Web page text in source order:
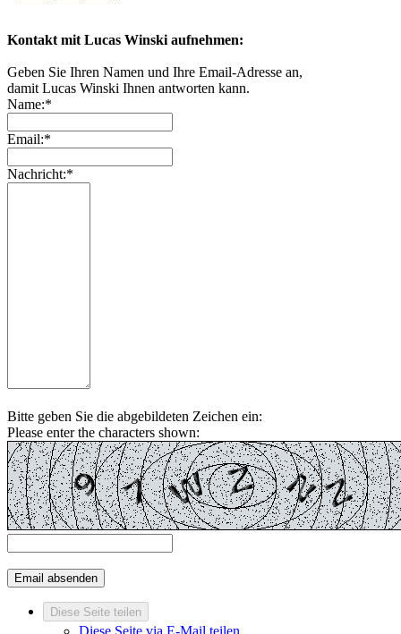
Kontakt mit Lucas Winski aufnehmen:
Geben Sie Ihren Namen und Ihre Email-Adresse an,
damit Lucas Winski Ihnen antworten kann.
Name:*
Email:*
Nachricht:*
Bitte geben Sie die abgebildeten Zeichen ein:
Please enter the characters shown:
Diese Seite teilen
Diese Seite via E-Mail teilen